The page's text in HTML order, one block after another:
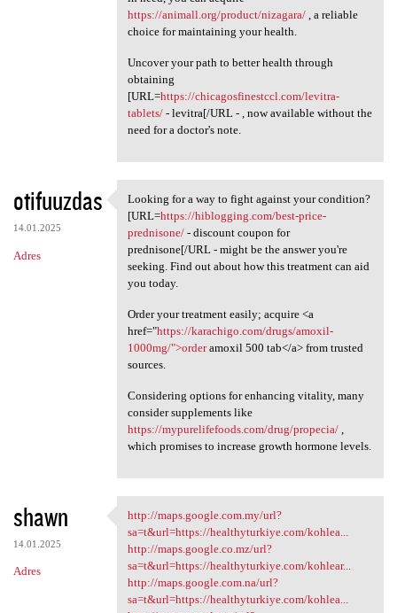
https://animall.org/product/nizagara/, a reliable
choice for maintaining your health.
Uncover your path to better health through
obtaining
[URL=https://chicagosfinestccl.com/levitra-
tablets/- levitra[/URL - , now available without the
need for a doctor's note.
otifuuzdas
14.01.2025
Adres
Looking for a way to fight
Looking for a way to fight against your condition?
[URL=https://hiblogging.com/best-price-
prednisone/- discount coupon for
prednisone[/URL - might be the answer you're
seeking. Find out about how this treatment can aid
you today.
Order your treatment easily; acquire <a
href="https://karachigo.com/drugs/amoxil-
1000mg/">orderamoxil 500 tab</a> from trusted
sources.
Considering options for enhancing vitality, many
consider supplements like
https://mypurelifefoods.com/drug/propecia/,
which promises to increase growth hormone levels.
shawn
14.01.2025
Adres
http://maps.google.com.my/url
http://maps.google.com.my/url?
sa=t&url=https://healthyturkiye.com/kohlea...
http://maps.google.co.mz/url?
sa=t&url=https://healthyturkiye.com/kohlear...
http://maps.google.com.na/url?
sa=t&url=https://healthyturkiye.com/kohlea...